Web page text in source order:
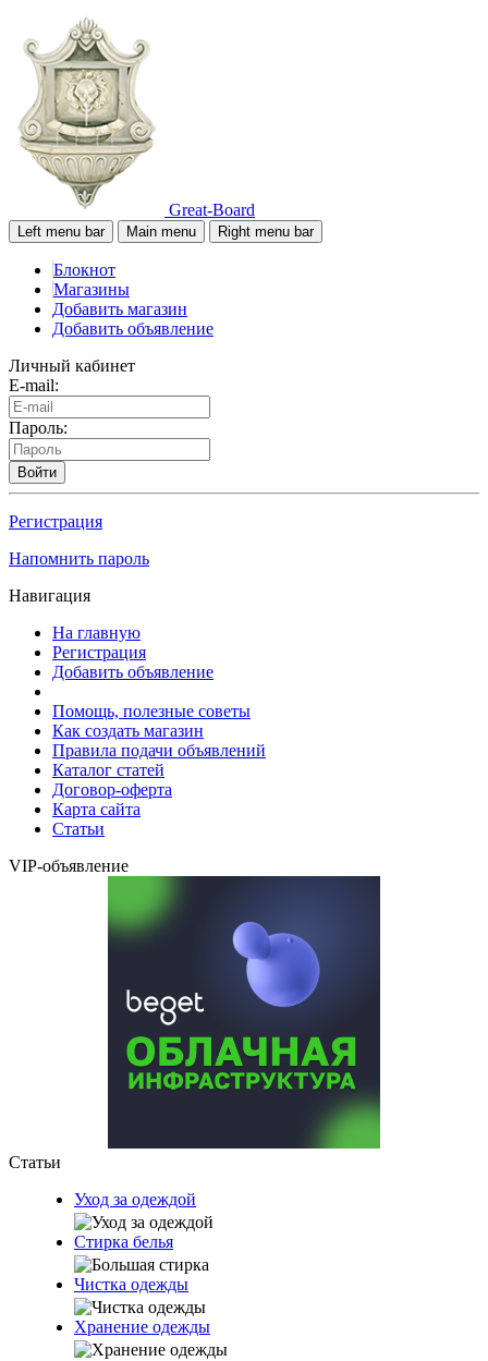
Great-Board
Left menu bar Main menu Right menu bar
Блокнот
Магазины
Добавить магазин
Добавить объявление
Личный кабинет
E-mail:
Пароль:
Войти
Регистрация
Напомнить пароль
Навигация
На главную
Регистрация
Добавить объявление
Помощь, полезные советы
Как создать магазин
Правила подачи объявлений
Каталог статей
Договор-оферта
Карта сайта
Статьи
VIP-объявление
Статьи
Уход за одеждой
Стирка белья
Чистка одежды
Хранение одежды